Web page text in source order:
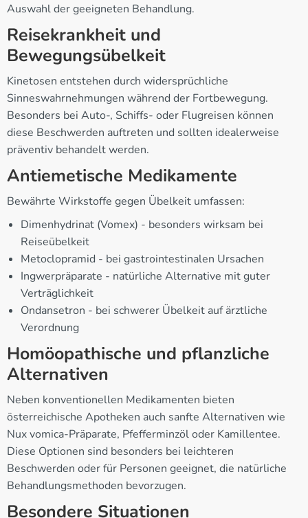
Auswahl der geeigneten Behandlung.
Reisekrankheit und
Bewegungsübelkeit
Kinetosen entstehen durch widersprüchliche
Sinneswahrnehmungen während der Fortbewegung.
Besonders bei Auto-, Schiffs- oder Flugreisen können
diese Beschwerden auftreten und sollten idealerweise
präventiv behandelt werden.
Antiemetische Medikamente
Bewährte Wirkstoffe gegen Übelkeit umfassen:
Dimenhydrinat (Vomex) - besonders wirksam bei
Reiseübelkeit
Metoclopramid - bei gastrointestinalen Ursachen
Ingwerpräparate - natürliche Alternative mit guter
Verträglichkeit
Ondansetron - bei schwerer Übelkeit auf ärztliche
Verordnung
Homöopathische und pflanzliche
Alternativen
Neben konventionellen Medikamenten bieten
österreichische Apotheken auch sanfte Alternativen wie
Nux vomica-Präparate, Pfefferminzöl oder Kamillentee.
Diese Optionen sind besonders bei leichteren
Beschwerden oder für Personen geeignet, die natürliche
Behandlungsmethoden bevorzugen.
Besondere Situationen